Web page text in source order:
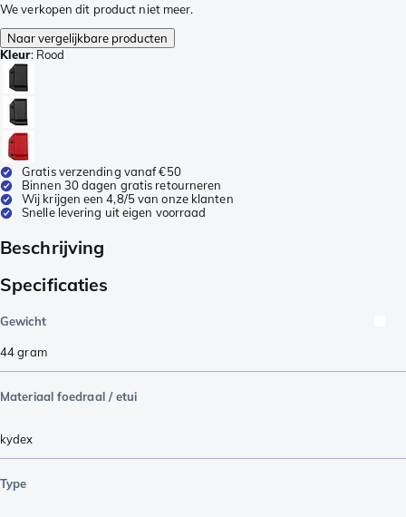
We verkopen dit product niet meer.
Naar vergelijkbare producten
Kleur: Rood
Gratis verzending vanaf €50
Binnen 30 dagen gratis retourneren
Wij krijgen een 4,8/5 van onze klanten
Snelle levering uit eigen voorraad
Beschrijving
Specificaties
Gewicht
44gram
Materiaal foedraal / etui
kydex
Type